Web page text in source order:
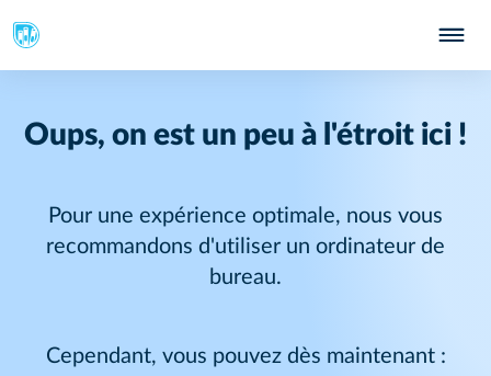
Oups, on est un peu à l'étroit ici !
Pour une expérience optimale, nous vous
recommandons d'utiliser un ordinateur de
bureau.
Cependant, vous pouvez dès maintenant :